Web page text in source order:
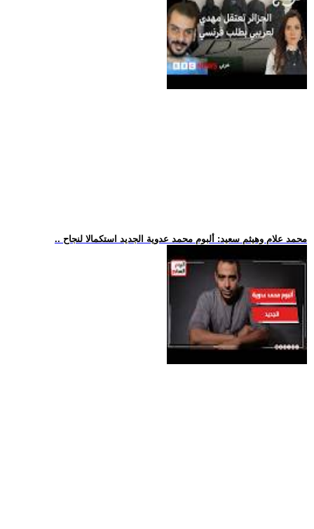
.. محمد علام وهيثم سعيد: ألبوم محمد عدوية الجديد استكمالا لنجاح